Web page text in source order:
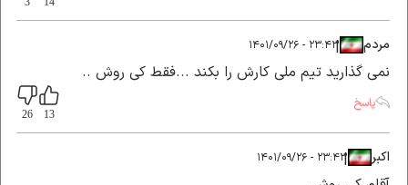
مردم|
|۲۳:۴۳ - ۱۴۰۱/۰۹/۲۶
نمی گذارید تیم ملی کارش را بکند ...فقط کی روش ..
پاسخ
اکبر|
|۲۳:۴۳ - ۱۴۰۱/۰۹/۲۶